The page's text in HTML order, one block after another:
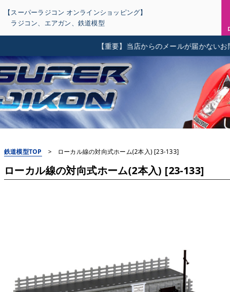
【スーパーラジコン オンラインショッピング】
ラジコン、 エアガン、 鉄道模型
【重要】当店からのメールが届かないお問い
鉄道模型TOP > ローカル線の対向式ホーム(2本入) [23-133]
ローカル線の対向式ホーム(2本入) [23-133]